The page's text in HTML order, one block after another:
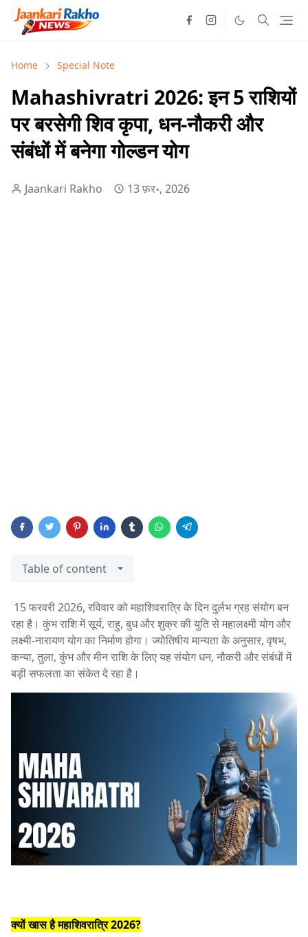
Home Special Note
Mahashivratri 2026: इन 5 राशियों
पर बरसेगी शिव कृपा, धन-नौकरी और
संबंधों में बनेगा गोल्डन योग
Jaankari Rakho 13 फ़र॰, 2026
Table of content
15 फरवरी 2026, रविवार को महाशिवरात्रि के दिन दुर्लभ ग्रह संयोग बन
रहा है। कुंभ राशि में सूर्य, राहु, बुध और शुक्र की युति से महालक्ष्मी योग और
लक्ष्मी-नारायण योग का निर्माण होगा। ज्योतिषीय मान्यता के अनुसार, वृषभ,
कन्या, तुला, कुंभ और मीन राशि के लिए यह संयोग धन, नौकरी और संबंधों में
बड़ी सफलता का संकेत दे रहा है।
क्यों खास है महाशिवरात्रि 2026?